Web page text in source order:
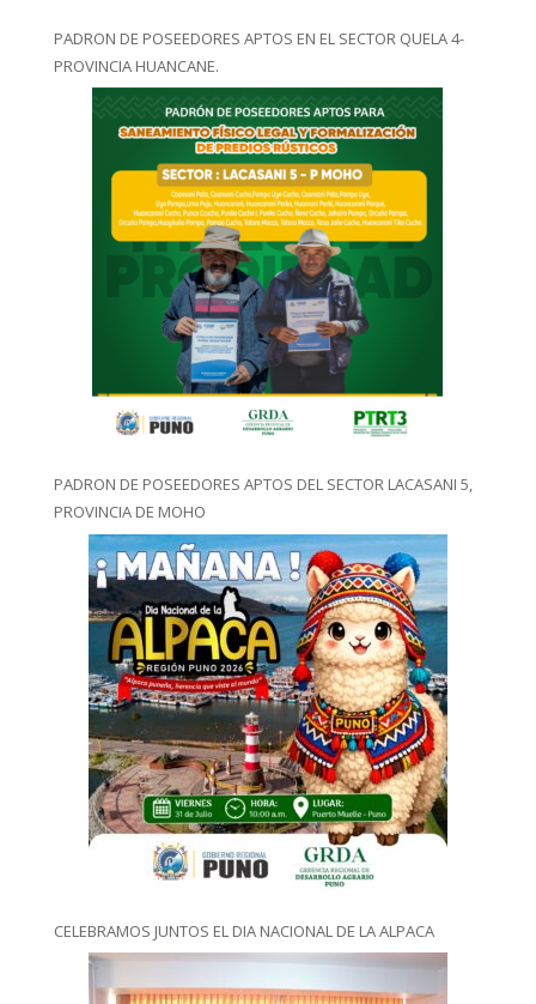
PADRON DE POSEEDORES APTOS EN EL SECTOR QUELA 4-
PROVINCIA HUANCANE.
PADRON DE POSEEDORES APTOS DEL SECTOR LACASANI 5,
PROVINCIA DE MOHO
CELEBRAMOS JUNTOS EL DIA NACIONAL DE LA ALPACA